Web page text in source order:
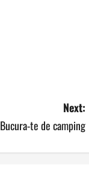
Next:
Bucura-te de camping